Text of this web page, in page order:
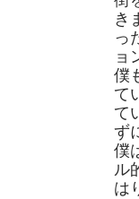
き
っ
ョ
僕
て
て
ず
僕
ル
は